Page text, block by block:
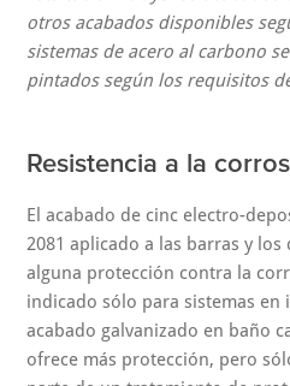
otros acabados disponibles
sistemas de acero al carbono
pintados según los requisitos
Resistencia a la
El acabado de cinc electro-
2081 aplicado a las barras y
alguna protección contra la
indicado sólo para sistemas en
acabado galvanizado en baño
ofrece más protección, pero